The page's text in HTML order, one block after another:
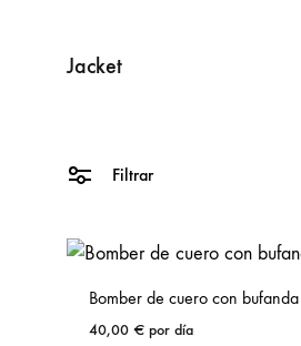
Sweatshirt
Jacket
Filtrar
Bomber de cuero con
40,00 € por día